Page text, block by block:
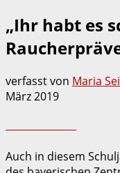
„Ihr habt es
verfasst von Maria
März 2019
Bild:
Auch in diesem